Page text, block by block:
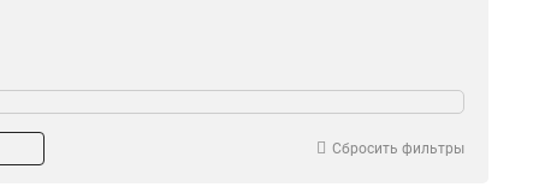
84
Сбросить фильтры